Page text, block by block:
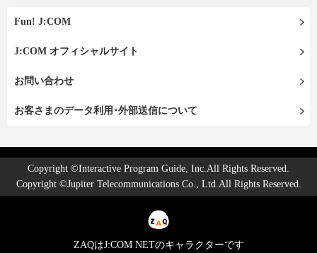
Fun! J:COM
J:COM オフィシャルサイト
お問い合わせ
お客さまのデータ利用･外部送信について
Copyright ©Interactive Program Guide, Inc.All Rights Reserved.
Copyright ©Jupiter Telecommunications Co., Ltd.All Rights Reserved.
ZAQはJ:COM NETのキャラクターです